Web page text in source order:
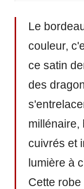
Le
couleur,
ce satin
des
millénaire,
cuivrés et
lumière à
Cette